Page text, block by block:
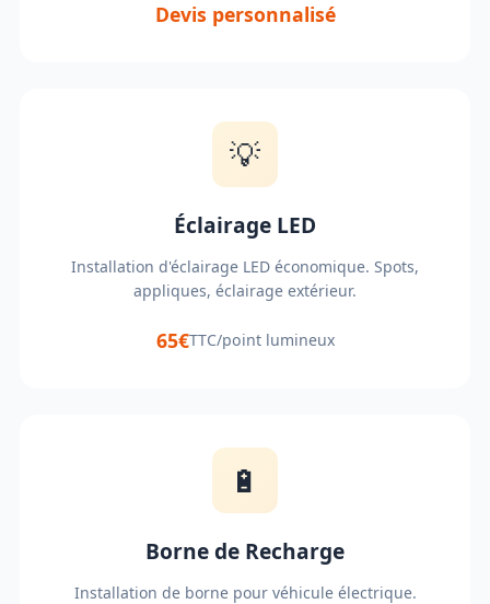
Devis personnalisé
💡
Éclairage LED
Installation d'éclairage LED économique. Spots,
appliques, éclairage extérieur.
65€TTC/point lumineux
🔋
Borne de Recharge
Installation de borne pour véhicule électrique.